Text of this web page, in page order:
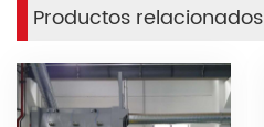
Productos relacionados